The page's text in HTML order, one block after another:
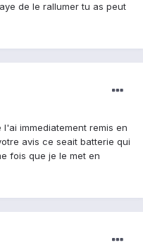
de le rallumer tu as peut
immediatement remis en
avis ce seait batterie qui
fois que je le met en